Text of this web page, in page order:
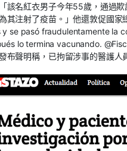
該名紅衣男子今年55歲，通過
其注射了疫苗。」他還敦促國
y se pasó fraudulentamente la
lo termina vacunando.
布聲明稱，已拘留涉事的醫護人